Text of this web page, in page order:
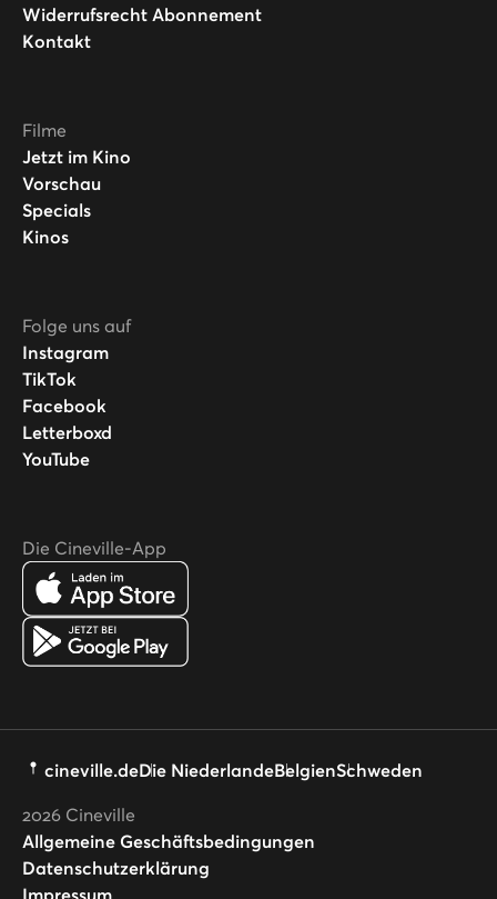
Widerrufsrecht Abonnement
Kontakt
Filme
Jetzt im Kino
Vorschau
Specials
Kinos
Folge uns auf
Instagram
TikTok
Facebook
Letterboxd
YouTube
Die Cineville-App
cineville.deDie NiederlandeBelgienSchweden
2026 Cineville
Allgemeine Geschäftsbedingungen
Datenschutzerklärung
Impressum